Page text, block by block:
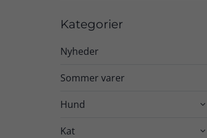
Kategorier
Nyheder
Sommer varer
Hund 
Kat 